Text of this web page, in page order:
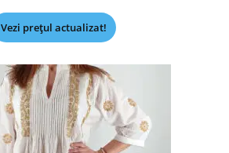
Vezi prețul actualizat!